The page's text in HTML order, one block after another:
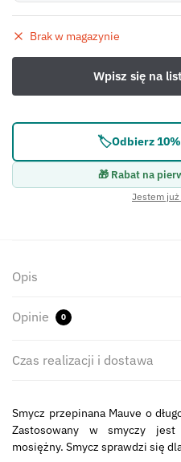
Brak w magazynie
🏷️Odbierz
🎁 Rabat na
Jestem
Opis
Opinie 0
Czas realizacji i dostawa
Smycz przepinana Mauve o
Zastosowany w smyczy jest
mosiężny. Smycz sprawdzi się